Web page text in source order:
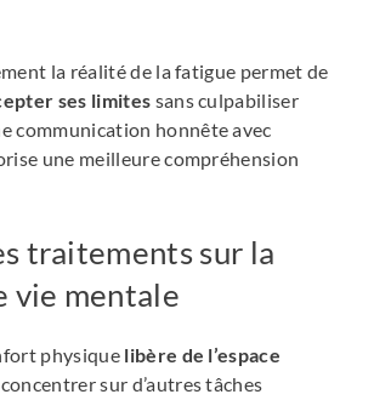
la réalité de la fatigue permet de
ses limites sans culpabiliser
communication honnête avec
une meilleure compréhension
traitements sur la
vie mentale
physique libère de l’espace
sur d’autres tâches